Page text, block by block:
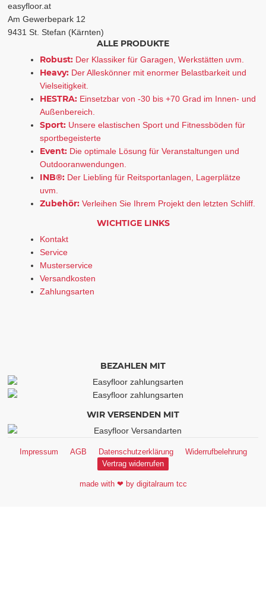
easyfloor.at
Am Gewerbepark 12
9431 St. Stefan (Kärnten)
ALLE PRODUKTE
Robust: Der Klassiker für Garagen, Werkstätten uvm.
Heavy: Der Alleskönner mit enormer Belastbarkeit und
Vielseitigkeit.
HESTRA: Einsetzbar von -30 bis +70 Grad im Innen- und
Außenbereich.
Sport: Unsere elastischen Sport und Fitnessböden für
sportbegeisterte
Event: Die optimale Lösung für Veranstaltungen und
Outdooranwendungen.
INB®: Der Liebling für Reitsportanlagen, Lagerplätze
uvm.
Zubehör: Verleihen Sie Ihrem Projekt den letzten Schliff.
WICHTIGE LINKS
Kontakt
Service
Musterservice
Versandkosten
Zahlungsarten
BEZAHLEN MIT
WIR VERSENDEN MIT
Impressum AGB Datenschutzerklärung
Widerrufbelehrung
Vertrag widerrufen
made with ❤ by digitalraum tcc